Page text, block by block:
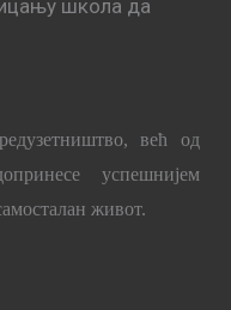
школа да
већ од
успешнијем
живот.